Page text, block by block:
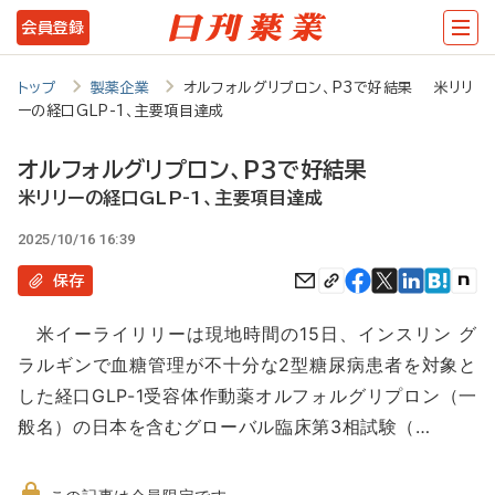
メ
イ
テ
ツ
に
動
会員登録
トップ 製薬企業
オルフォルグリプロン、P3で好結果 米リリ
ーの経口GLP-1、主要項目達成
オルフォルグリプロン、P3で好結果
米リリーの経口GLP-1、主要項目達成
2025/10/16 16:39
保存
米イーライリリーは現地時間の15日、インスリン グ
ラルギンで血糖管理が不十分な2型糖尿病患者を対象と
した経口GLP-1受容体作動薬オルフォルグリプロン（一
般名）の日本を含むグローバル臨床第3相試験（…